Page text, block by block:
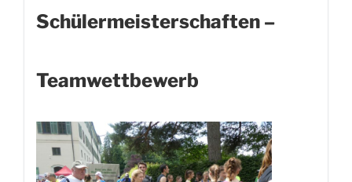
Schülermeisterschaften –
Teamwettbewerb